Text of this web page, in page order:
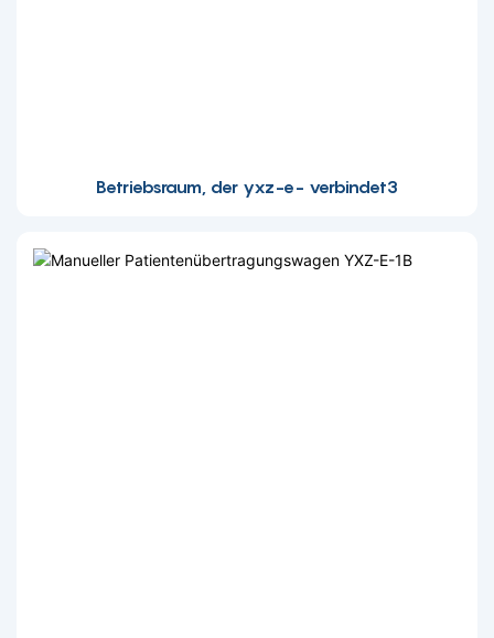
Betriebsraum, der yxz-e- verbindet3